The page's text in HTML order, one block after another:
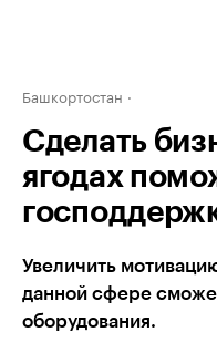
Башкортостан
Сделать
ягодах
Увеличить
данной сфере
оборудования.